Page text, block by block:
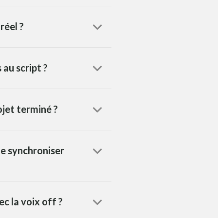
?
script ?
terminé ?
synchroniser
la voix off ?